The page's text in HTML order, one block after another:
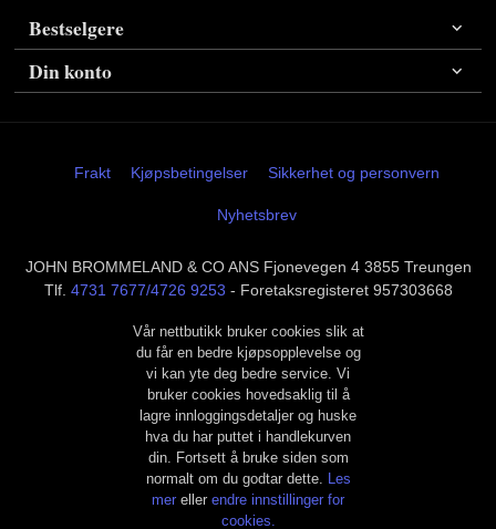
Bestselgere
Din konto
Frakt Kjøpsbetingelser Sikkerhet og personvern
Nyhetsbrev
JOHN BROMMELAND & CO ANS Fjonevegen 4 3855 Treungen
Tlf. 4731 7677/4726 9253 - Foretaksregisteret 957303668
Vår nettbutikk bruker cookies slik at
du får en bedre kjøpsopplevelse og
vi kan yte deg bedre service. Vi
bruker cookies hovedsaklig til å
lagre innloggingsdetaljer og huske
hva du har puttet i handlekurven
din. Fortsett å bruke siden som
normalt om du godtar dette. Les
mer eller endre innstillinger for
cookies.